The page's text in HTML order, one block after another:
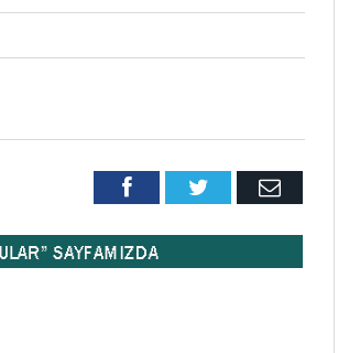
FacebookTwitter Email